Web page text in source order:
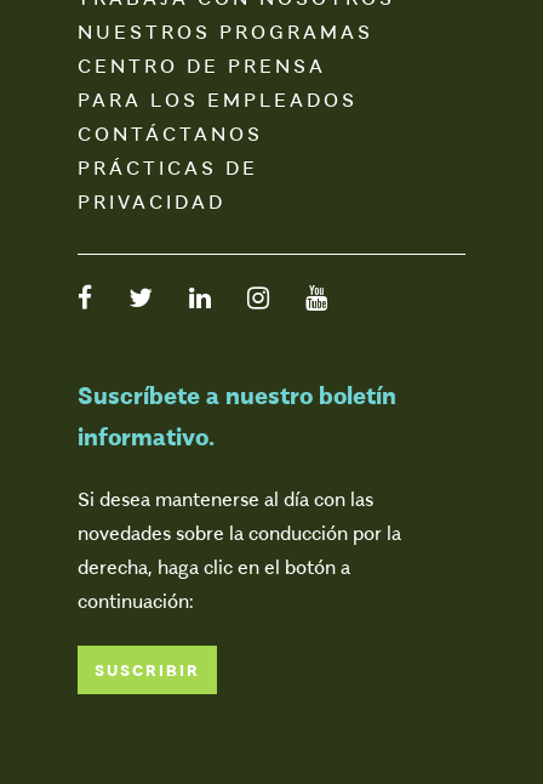
NUESTROS PROGRAMAS
CENTRO DE PRENSA
PARA LOS EMPLEADOS
CONTÁCTANOS
PRÁCTICAS DE
PRIVACIDAD
Suscríbete a nuestro boletín
informativo.
Si desea mantenerse al día con las
novedades sobre la conducción por la
derecha, haga clic en el botón a
continuación:
SUSCRIBIR